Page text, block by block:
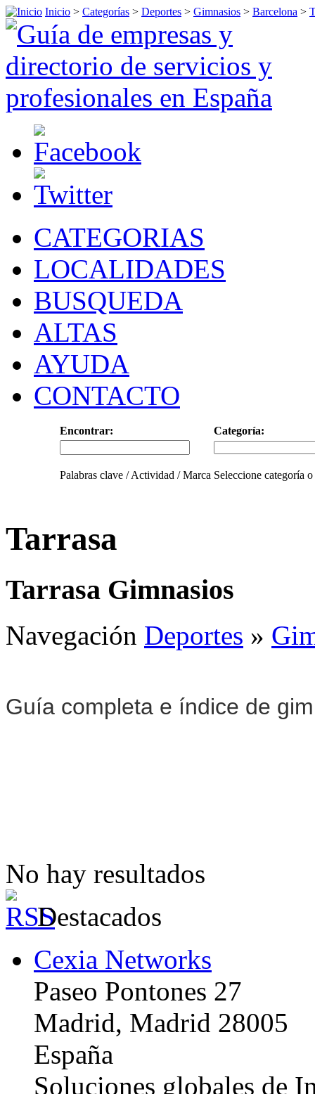
Inicio > Categorías > Deportes > Gimnasios > Barcelona >
CATEGORIAS
LOCALIDADES
BUSQUEDA
ALTAS
AYUDA
CONTACTO
Encontrar: Categoría:
Palabras clave / Actividad / Marca Seleccione categoría
Tarrasa
Tarrasa Gimnasios
Navegación Deportes »
Guía completa e índice de
No hay resultados
Destacados
Cexia Networks
Paseo Pontones 27
Madrid, Madrid 28005
España
Soluciones globales de